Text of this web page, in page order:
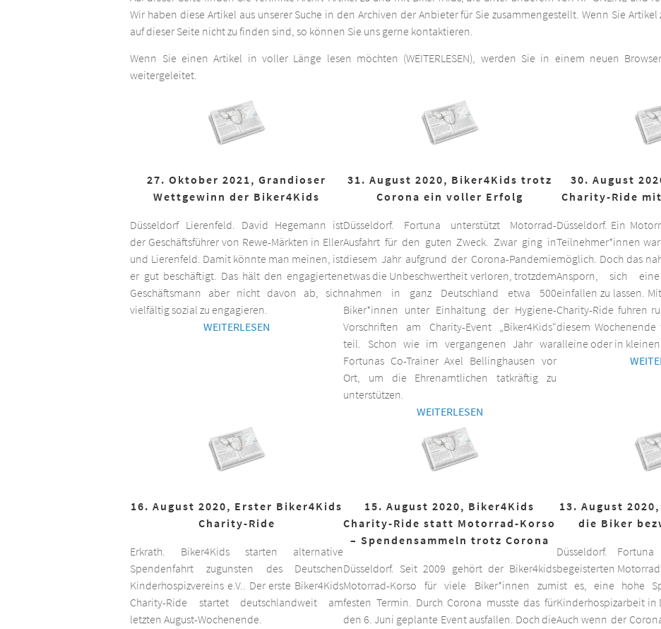
Wir haben diese Artikel aus unserer Suche in den Archiven der Anbieter für Sie zusammengestellt. Wenn Sie
auf dieser Seite nicht zu finden sind, so können Sie uns gerne kontaktieren.
Wenn Sie einen Artikel in voller Länge lesen möchten (WEITERLESEN), werden Sie in einem neuen
weitergeleitet.
27. Oktober 2021, Grandioser
Wettgewinn der Biker4Kids
Düsseldorf Lierenfeld. David Hegemann ist
der Geschäftsführer von Rewe-Märkten in Eller
und Lierenfeld. Damit könnte man meinen, ist
er gut beschäftigt. Das hält den engagierten
Geschäftsmann aber nicht davon ab, sich
vielfältig sozial zu engagieren.
WEITERLESEN
31. August 2020, Biker4Kids trotz
Corona ein voller Erfolg
Düsseldorf. Fortuna unterstützt Motorrad-
Ausfahrt für den guten Zweck. Zwar ging in
diesem Jahr aufgrund der Corona-Pandemie
etwas die Unbeschwertheit verloren, trotzdem
nahmen in ganz Deutschland etwa 500
Biker*innen unter Einhaltung der Hygiene-
Vorschriften am Charity-Event „Biker4Kids“
teil. Schon wie im vergangenen Jahr war
Fortunas Co-Trainer Axel Bellinghausen vor
Ort, um die Ehrenamtlichen tatkräftig zu
unterstützen.
WEITERLESEN
30. August
Charity-Ride
Düsseldorf. Ein
Teilnehmer*innen
möglich. Doch das
Ansporn, sich
einfallen zu lassen.
Charity-Ride fuhren
diesem
alleine oder in
16. August 2020, Erster Biker4Kids
Charity-Ride
Erkrath. Biker4Kids starten alternative
Spendenfahrt zugunsten des Deutschen
Kinderhospizvereins e.V.. Der erste Biker4Kids
Charity-Ride startet deutschlandweit am
letzten August-Wochenende.
15. August 2020, Biker4Kids
Charity-Ride statt Motorrad-Korso
– Spendensammeln trotz Corona
Düsseldorf. Seit 2009 gehört der Biker4kids
Motorrad-Korso für viele Biker*innen zum
festen Termin. Durch Corona musste das für
den 6. Juni geplante Event ausfallen. Doch die
13. August
die Biker
Düsseldorf.
begeisterten
ist es, eine hohe
Kinderhospizarbeit in
Auch wenn der